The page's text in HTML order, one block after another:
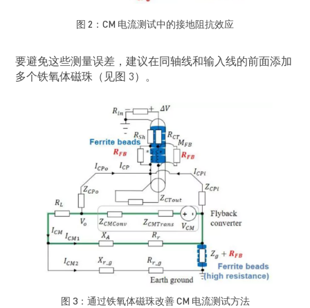
图 2：CM 电流测试中的接地阻抗效应
要避免这些测量误差，建议在同轴线和输入线的前面添加
多个铁氧体磁珠（见图 3）。
图 3：通过铁氧体磁珠改善 CM 电流测试方法